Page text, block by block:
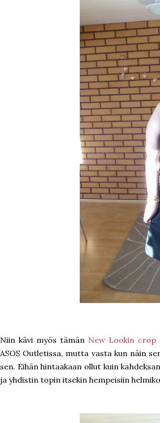
Niin kävi myös tämän New Lookin crop
ASOS Outletissa, mutta vasta kun näin
sen. Eihän hintaakaan ollut kuin
ja yhdistin topin itsekin hempeisiin